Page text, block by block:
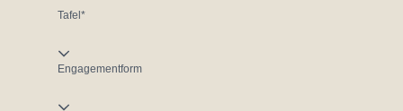
Tafel*
Engagementform